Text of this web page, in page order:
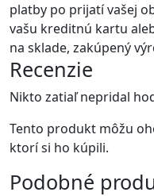
platby po prijatí vašej
vašu kreditnú kartu
na sklade, zakúpený
Recenzie
Nikto zatiaľ nepridal
Tento produkt môžu
ktorí si ho kúpili.
Podobné